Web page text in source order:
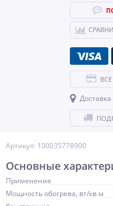
Артикул: 100035778900
Доставка
Основные
Применение
Мощность обогрева, вт/кв.м